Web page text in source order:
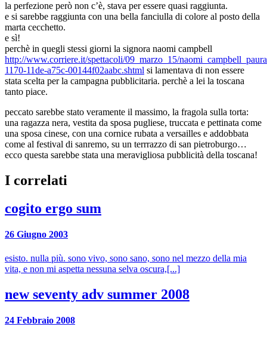
la perfezione però non c’è, stava per essere quasi raggiunta.
e si sarebbe raggiunta con una bella fanciulla di colore al posto della
marta cecchetto.
e sì!
perchè in quegli stessi giorni la signora naomi campbell
http://www.corriere.it/spettacoli/09_marzo_15/
1170-11de-a75c-00144f02aabc.shtml si lamentava di non essere
stata scelta per la campagna pubblicitaria. perchè a lei la toscana
tanto piace.
peccato sarebbe stato veramente il massimo, la fragola sulla torta:
una ragazza nera, vestita da sposa pugliese, truccata e pettinata come
una sposa cinese, con una cornice rubata a versailles e addobbata
come al festival di sanremo, su un terrrazzo di san pietroburgo…
ecco questa sarebbe stata una meravigliosa pubblicità della toscana!
I correlati
cogito ergo sum
26 Giugno 2003
esisto. nulla più. sono vivo, sono sano, sono nel mezzo della mia
vita, e non mi aspetta nessuna selva oscura,[...]
new seventy adv summer 2008
24 Febbraio 2008